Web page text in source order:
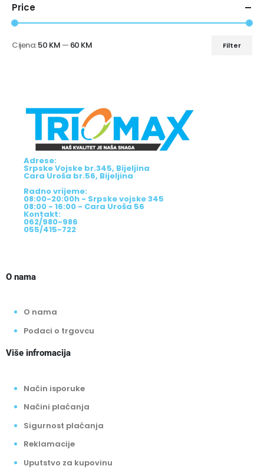
Price
Filter
Cijena:50 KM — 60 KM
Adrese:
Srpske Vojske br.345, Bijeljina
Cara Uroša br.56, Bijeljina
Radno vrijeme:
08:00-20:00h - Srpske vojske 345
08:00 - 16:00 - Cara Uroša 56
Kontakt:
062/980-986
055/415-722
O nama
O nama
Podaci o trgovcu
Više infromacija
Način isporuke
Načini plaćanja
Sigurnost plaćanja
Reklamacije
Uputstvo za kupovinu